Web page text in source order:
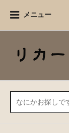
メニュー